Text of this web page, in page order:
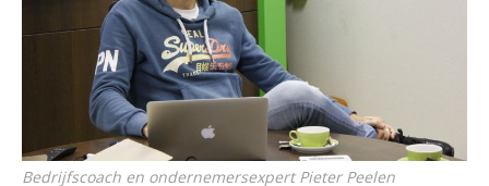
Bedrijfscoach en ondernemersexpert Pieter Peelen